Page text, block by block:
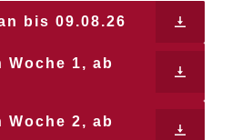
bis 09.08.26
Woche 1, ab
Woche 2, ab